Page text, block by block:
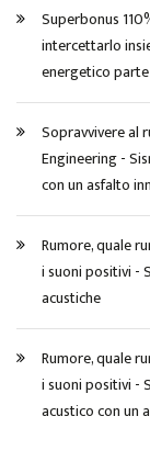
Superbonus
intercettarlo
energetico
Sopravvivere al
Engineering -
con un asfalto
Rumore, quale
i suoni positivi -
acustiche
Rumore, quale
i suoni positivi -
acustico con un